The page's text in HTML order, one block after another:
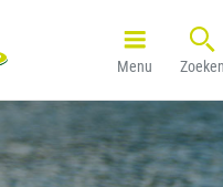
Menu Zoeken